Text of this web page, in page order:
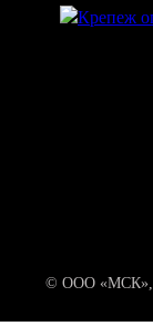
© ООО «МСК»,